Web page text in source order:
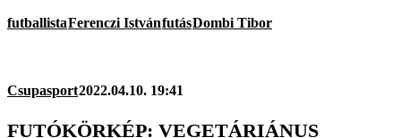
futballistaFerenczi IstvánfutásDombi Tibor
Csupasport2022.04.10. 19:41
FUTÓKÖRKÉP: VEGETÁRIÁNUS